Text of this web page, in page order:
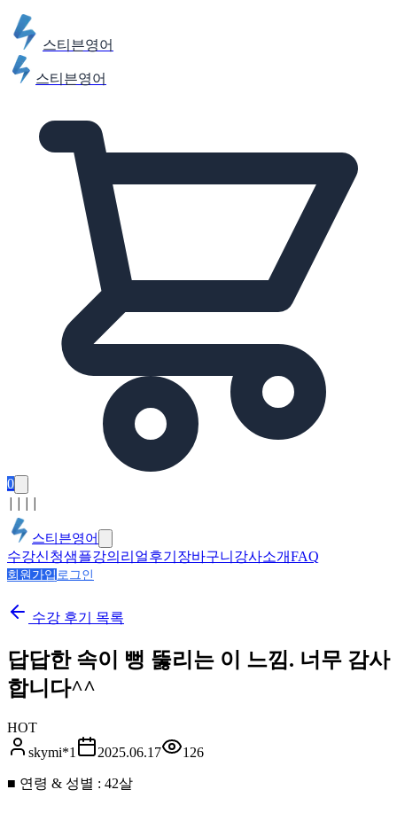
스티븐영어
스티븐영어
0
스티븐영어
수강신청샘플강의 리얼후기 장바구니 강사소개FAQ
회원가입 로그인
수강 후기 목록
답답한 속이 뻥 뚫리는 이 느낌. 너무 감사
합니다^^
HOT
skymi*1
2025.06.17 126
■ 연령 & 성별 : 42살